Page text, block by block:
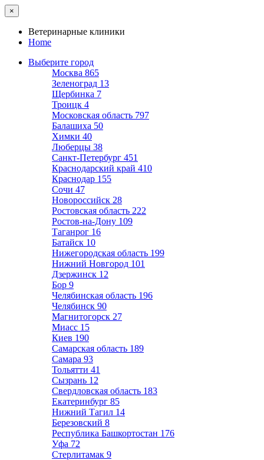
×
Ветеринарные клиники
Home
Выберите город
Москва 865
Зеленоград 13
Щербинка 7
Троицк 4
Московская область 797
Балашиха 50
Химки 40
Люберцы 38
Санкт-Петербург 451
Краснодарский край 410
Краснодар 155
Сочи 47
Новороссийск 28
Ростовская область 222
Ростов-на-Дону 109
Таганрог 16
Батайск 10
Нижегородская область 199
Нижний Новгород 101
Дзержинск 12
Бор 9
Челябинская область 196
Челябинск 90
Магнитогорск 27
Миасс 15
Киев 190
Самарская область 189
Самара 93
Тольятти 41
Сызрань 12
Свердловская область 183
Екатеринбург 85
Нижний Тагил 14
Березовский 8
Республика Башкортостан 176
Уфа 72
Стерлитамак 9